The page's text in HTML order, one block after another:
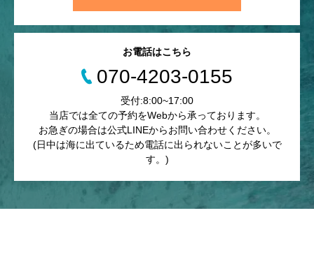
お電話はこちら
070-4203-0155
受付:8:00~17:00
当店では全ての予約をWebから承っております。
お急ぎの場合は公式LINEからお問い合わせください。
(日中は海に出ているため電話に出られないことが多いで
す。)